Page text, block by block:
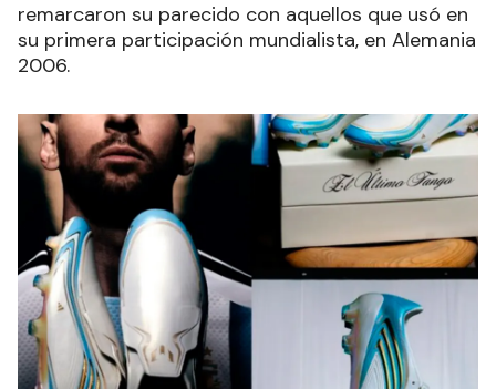
remarcaron su parecido con aquellos que usó en
su primera participación mundialista, en Alemania
2006.